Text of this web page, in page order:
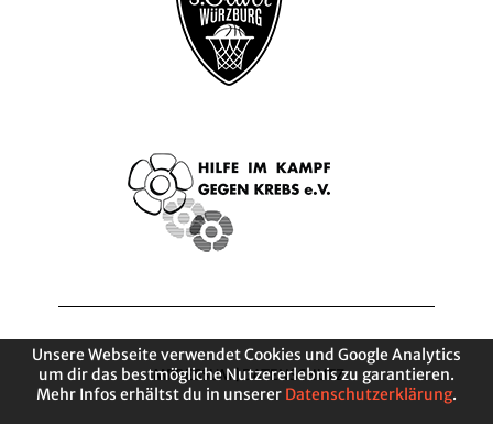
IMPRESSUM|DATENSCHUTZ
Unsere Webseite verwendet Cookies und Google Analytics
um dir das bestmögliche Nutzererlebnis zu garantieren.
Mehr Infos erhältst du in unserer Datenschutzerklärung.